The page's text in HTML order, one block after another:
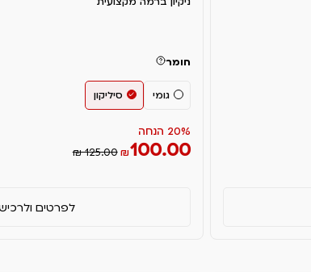
חומר
גומי סיליקון
20% הנחה
₪100.00
₪ 125.00
לפרטים